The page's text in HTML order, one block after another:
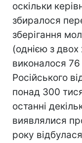
оскільки
збиралося
зберігання
(однією з
виконалося 76
Російського
понад 300
останні
виявлялися
року